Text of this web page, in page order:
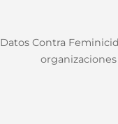
Datos Contra